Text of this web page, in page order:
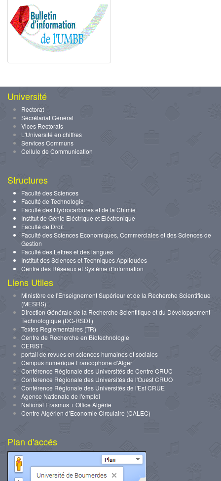
Université
Rectorat
Sécrétariat Général
Vices Rectorats
L'Université en chiffres
Services Communs
Cellule de Communication
Structures
Faculté des Sciences
Faculté de Technologie
Faculté des Hydrocarbures et de la Chimie
Institut de Génie Eléctrique et Eléctronique
Faculté de Droit
Faculté des Sciences Economiques, Commerciales et des Sciences de
Gestion
Faculté des Lettres et des langues
Institut des Sciences et Techniques Appliquées
Centre des Réseaux et Système d'information
Liens Utiles
Ministère de l'Enseignement Supérieur et de la Recherche Scientifique
(MESRS)
Direction Générale de la Recherche Scientifique et du Développement
Technologique (DG-RSDT)
Textes Reglementaires (TR)
Centre de Recherche en Biotechnologie
CERIST
portail de revues en sciences humaines et sociales
Campus numérique Francophone d’Alger
Conférence Régionale des Universités de Centre CRUC
Conférence Régionale des Universités de l'Ouest CRUO
Conférence Régionale des Universités de l'Est CRUE
Agence Nationale de l'emploi
National Erasmus + Office Algérie
Centre Algérien d’Economie Circulaire (CALEC)
Plan d'accés